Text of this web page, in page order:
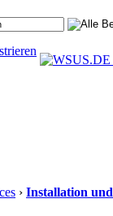
› Installation